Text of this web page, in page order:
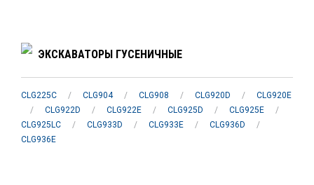
ЭКСКАВАТОРЫ ГУСЕНИЧНЫЕ
CLG225C / CLG904 / CLG908 / CLG920D /
CLG920E
/
CLG922D / CLG922E / CLG925D / CLG925E
/
CLG925LC
/ CLG933D / CLG933E / CLG936D
/
CLG936E